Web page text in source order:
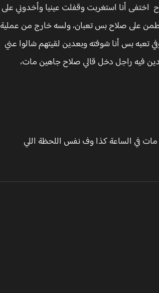
اختفى أنا استغربت وقفلت عينيا وأخدوني على
على صلاح بس تعبان، ولسه خارج من عملية
بس أنا شوفته وبعدين لقيتهم شالوا عني
فيه راجل دخل قالي صلاح جاهين مات،
في الساعة كذا وف نفس اللحظة اللي